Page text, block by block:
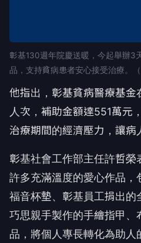
彰基130週年院慶送暖，今起舉辦3
品，支持貧病患者安心接受治療。
他指出，彰基貧病醫療基
人次，補助金額達551萬元
治療期間的經濟壓力，讓病
彰基社會工作部主任許哲
許多充滿溫度的愛心作品，
福音杯墊、彰基員工捐出的
巧思親手製作的手繪指甲
品，將個人專長轉化為助人